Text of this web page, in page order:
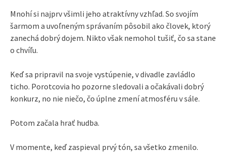
Mnohí si najprv všimli jeho atraktívny vzhľad. So svojím
šarmom a uvoľneným správaním pôsobil ako človek, ktorý
zanechá dobrý dojem. Nikto však nemohol tušiť, čo sa stane
o chvíľu.
Keď sa pripravil na svoje vystúpenie, v divadle zavládlo
ticho. Porotcovia ho pozorne sledovali a očakávali dobrý
konkurz, no nie niečo, čo úplne zmení atmosféru v sále.
Potom začala hrať hudba.
V momente, keď zaspieval prvý tón, sa všetko zmenilo.